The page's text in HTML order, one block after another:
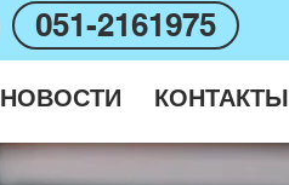
051-2161975
НОВОСТИ КОНТАКТЫ